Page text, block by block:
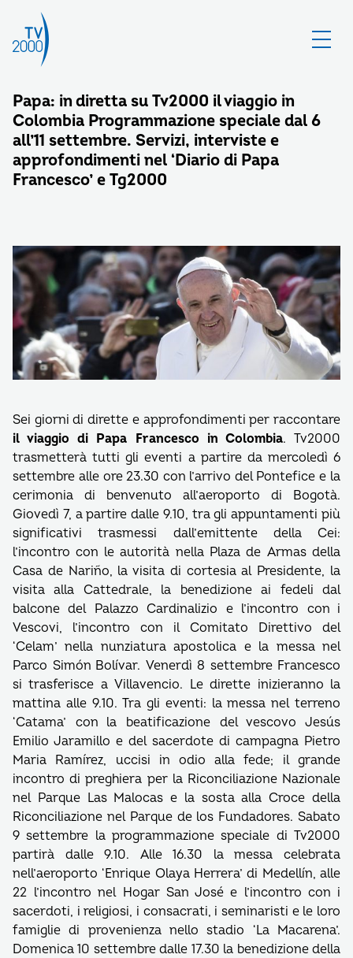
Papa: in diretta su Tv2000 il viaggio in
Colombia Programmazione speciale dal 6
all’11 settembre. Servizi, interviste e
approfondimenti nel ‘Diario di Papa
Francesco’ e Tg2000
Sei giorni di dirette e approfondimenti per raccontare
il viaggio di Papa Francesco in Colombia. Tv2000
trasmetterà tutti gli eventi a partire da mercoledì 6
settembre alle ore 23.30 con l’arrivo del Pontefice e la
cerimonia di benvenuto all’aeroporto di Bogotà.
Giovedì 7, a partire dalle 9.10, tra gli appuntamenti più
significativi trasmessi dall’emittente della Cei:
l’incontro con le autorità nella Plaza de Armas della
Casa de Nariño, la visita di cortesia al Presidente, la
visita alla Cattedrale, la benedizione ai fedeli dal
balcone del Palazzo Cardinalizio e l’incontro con i
Vescovi, l’incontro con il Comitato Direttivo del
‘Celam’ nella nunziatura apostolica e la messa nel
Parco Simón Bolívar. Venerdì 8 settembre Francesco
si trasferisce a Villavencio. Le dirette inizieranno la
mattina alle 9.10. Tra gli eventi: la messa nel terreno
‘Catama’ con la beatificazione del vescovo Jesús
Emilio Jaramillo e del sacerdote di campagna Pietro
Maria Ramírez, uccisi in odio alla fede; il grande
incontro di preghiera per la Riconciliazione Nazionale
nel Parque Las Malocas e la sosta alla Croce della
Riconciliazione nel Parque de los Fundadores. Sabato
9 settembre la programmazione speciale di Tv2000
partirà dalle 9.10. Alle 16.30 la messa celebrata
nell’aeroporto ‘Enrique Olaya Herrera’ di Medellín, alle
22 l’incontro nel Hogar San José e l’incontro con i
sacerdoti, i religiosi, i consacrati, i seminaristi e le loro
famiglie di provenienza nello stadio ‘La Macarena’.
Domenica 10 settembre dalle 17.30 la benedizione della